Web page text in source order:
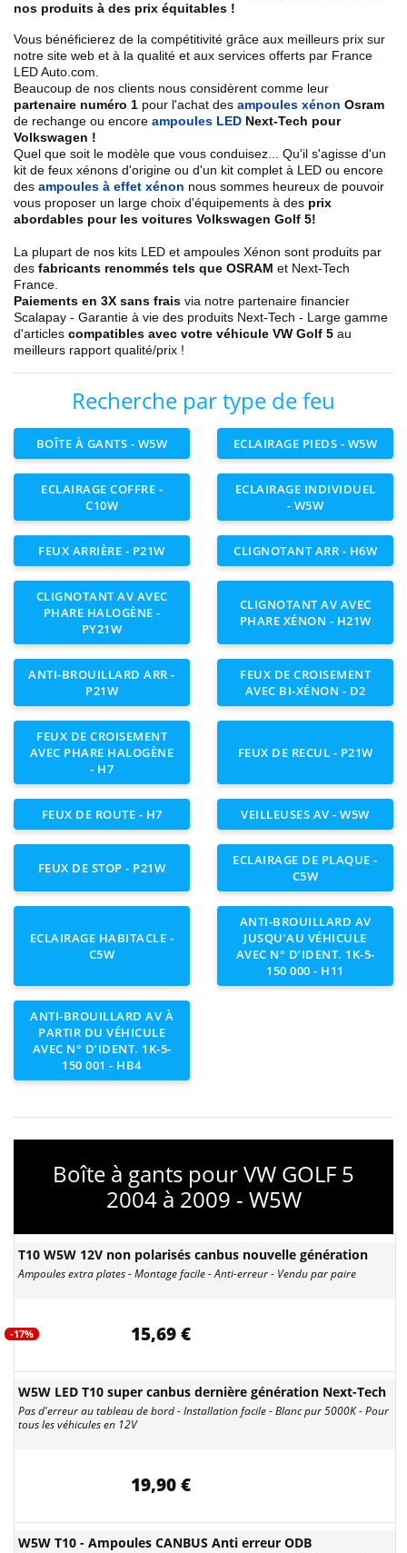
nos produits à des prix équitables !
Vous bénéficierez de la compétitivité grâce aux meilleurs prix sur
notre site web et à la qualité et aux services offerts par France
LED Auto.com.
Beaucoup de nos clients nous considèrent comme leur
partenaire numéro 1 pour l'achat des ampoules xénon Osram
de rechange ou encore ampoules LED Next-Tech pour
Volkswagen !
Quel que soit le modèle que vous conduisez... Qu'il s'agisse d'un
kit de feux xénons d'origine ou d'un kit complet à LED ou encore
des ampoules à effet xénon nous sommes heureux de pouvoir
vous proposer un large choix d'équipements à des prix
abordables pour les voitures Volkswagen Golf 5!
La plupart de nos kits LED et ampoules Xénon sont produits par
des fabricants renommés tels que OSRAM et Next-Tech
France.
Paiements en 3X sans frais via notre partenaire financier
Scalapay - Garantie à vie des produits Next-Tech - Large gamme
d'articles compatibles avec votre véhicule VW Golf 5 au
meilleurs rapport qualité/prix !
Recherche par type de feu
BOÎTE À GANTS - W5W ECLAIRAGE PIEDS - W5W
ECLAIRAGE COFFRE -
C10W
ECLAIRAGE INDIVIDUEL
- W5W
FEUX ARRIÈRE - P21W CLIGNOTANT ARR - H6W
CLIGNOTANT AV AVEC
PHARE HALOGÈNE -
PY21W
CLIGNOTANT AV AVEC
PHARE XÉNON - H21W
ANTI-BROUILLARD ARR -
P21W
FEUX DE CROISEMENT
AVEC BI-XÉNON - D2
FEUX DE CROISEMENT
AVEC PHARE HALOGÈNE
- H7
FEUX DE RECUL - P21W
FEUX DE ROUTE - H7 VEILLEUSES AV - W5W
FEUX DE STOP - P21W
ECLAIRAGE DE PLAQUE -
C5W
ECLAIRAGE HABITACLE -
C5W
ANTI-BROUILLARD AV
JUSQU’AU VÉHICULE
AVEC N° D’IDENT. 1K-5-
150 000 - H11
ANTI-BROUILLARD AV À
PARTIR DU VÉHICULE
AVEC N° D’IDENT. 1K-5-
150 001 - HB4
Boîte à gants pour VW GOLF 5
2004 à 2009 - W5W
T10 W5W 12V non polarisés canbus nouvelle génération
Ampoules extra plates - Montage facile - Anti-erreur - Vendu par paire
-17% 15,69 €
W5W LED T10 super canbus dernière génération Next-Tech
Pas d'erreur au tableau de bord - Installation facile - Blanc pur 5000K - Pour
tous les véhicules en 12V
19,90 €
W5W T10 - Ampoules CANBUS Anti erreur ODB